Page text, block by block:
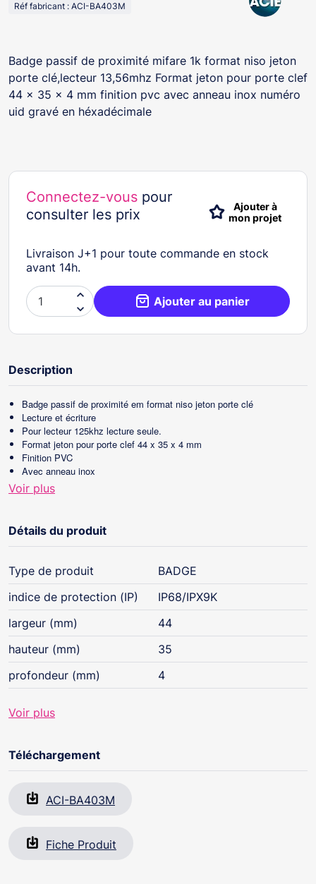
Réf fabricant : ACI-BA403M
Badge passif de proximité mifare 1k format niso jeton
porte clé,lecteur 13,56mhz Format jeton pour porte clef
44 x 35 x 4 mm finition pvc avec anneau inox numéro
uid gravé en héxadécimale
Connectez-vous pour
consulter les prix
Ajouter à
mon projet
Livraison J+1 pour toute commande en stock
avant 14h.

 Ajouter au panier
Description
Badge passif de proximité em format niso jeton porte clé
Lecture et écriture
Pour lecteur 125khz lecture seule.
Format jeton pour porte clef 44 x 35 x 4 mm
Finition PVC
Avec anneau inox
Numéro uid gravé en héxadécimal
Voir plus
Détails du produit
Type de produit
BADGE
indice de protection (IP)
IP68/IPX9K
largeur (mm)
44
hauteur (mm)
35
profondeur (mm)
4
Voir plus
Téléchargement
ACI-BA403M
Fiche Produit